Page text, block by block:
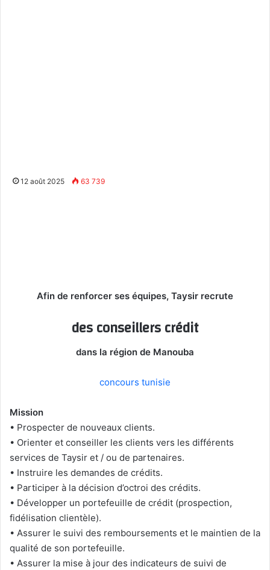
12 août 2025 63 739
Afin de renforcer ses équipes, Taysir recrute
des conseillers crédit
dans la région de Manouba
concours tunisie
Mission
• Prospecter de nouveaux clients.
• Orienter et conseiller les clients vers les différents
services de Taysir et / ou de partenaires.
• Instruire les demandes de crédits.
• Participer à la décision d’octroi des crédits.
• Développer un portefeuille de crédit (prospection,
fidélisation clientèle).
• Assurer le suivi des remboursements et le maintien de la
qualité de son portefeuille.
• Assurer la mise à jour des indicateurs de suivi de